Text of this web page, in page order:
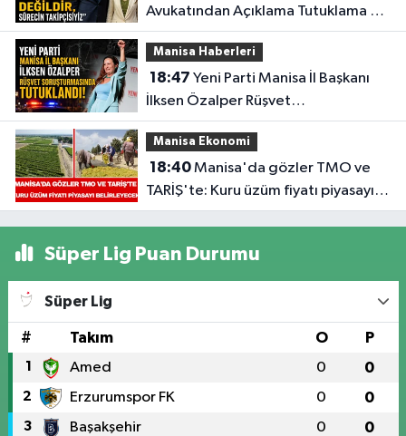
Avukatından Açıklama Tutuklama Bir
Mahkûmiyet Değildir,
Manisa Haberleri
18:47
İlksen Özalper Rüşvet
Soruşturmasında Tutuklandı!
Manisa Ekonomi
18:40Manisa'da gözler TMO ve
TARİŞ'te: Kuru üzüm fiyatı piyasayı
belirleyecek
Süper Lig Puan Durumu
Süper Lig
# Takım O P
1 Amed 0 0
2 Erzurumspor FK 0 0
3 Başakşehir 0 0